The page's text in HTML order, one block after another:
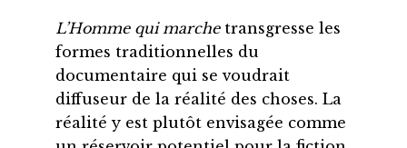
L’Homme qui marchetransgresse les
formes traditionnelles du
documentaire qui se voudrait
diffuseur de la réalité des choses. La
réalité y est plutôt envisagée comme